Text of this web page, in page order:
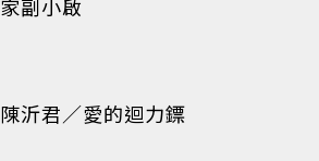
家副小啟
陳沂君／愛的迴力鏢